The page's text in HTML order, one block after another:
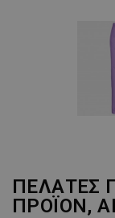
ΠΕΛΆΤΕΣ
ΠΡΟΪΌΝ,